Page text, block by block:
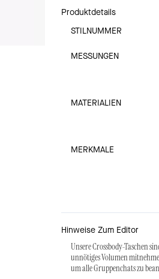
Produktdetails
STILNUMMER
MESSUNGEN
MATERIALIEN
MERKMALE
Hinweise Zum Editor
Unsere Crossbody-Taschen
unnötiges Volumen
um alle Gruppenchats zu